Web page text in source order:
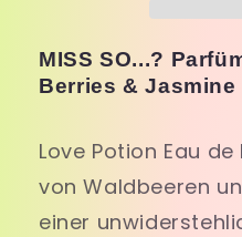
Berries
&amp;
de
50
ml
Berries
&amp;
de
50
ml
MISS SO...?
Berries & Jasmine
Love Potion Eau
von Waldbeeren
einer